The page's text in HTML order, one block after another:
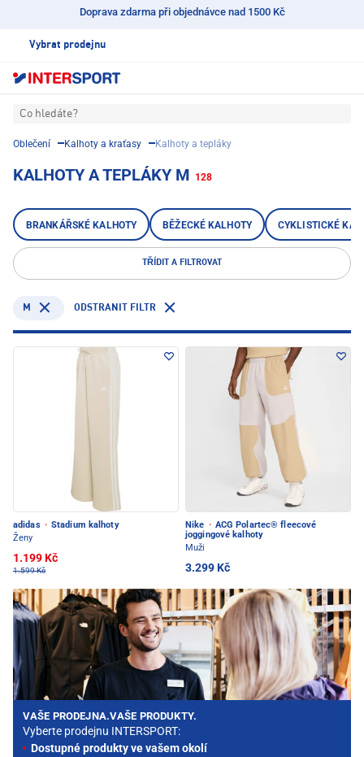
Doprava zdarma při objednávce nad 1500 Kč
Vybrat prodejnu
Co hledáte?
Oblečení Kalhoty a kraťasy Kalhoty a tepláky
KALHOTY A TEPLÁKY M 128
BRANKÁŘSKÉ KALHOTY BĚŽECKÉ KALHOTY CYKLISTICKÉ
TŘÍDIT A FILTROVAT
M ODSTRANIT FILTR
adidas · Stadium kalhoty
Ženy
1.199 Kč
1.599 Kč
Nike · ACG Polartec® fleecové
joggingové kalhoty
Muži
3.299 Kč
VAŠE PRODEJNA.VAŠE PRODUKTY.
Vyberte prodejnu INTERSPORT:
Dostupné produkty ve vašem okolí